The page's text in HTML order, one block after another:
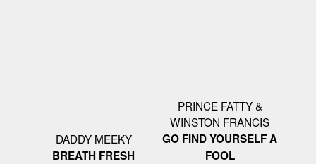
DADDY MEEKY
BREATH FRESH
PRINCE FATTY &
WINSTON FRANCIS
GO FIND YOURSELF A
FOOL